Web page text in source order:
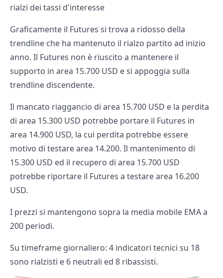
rialzi dei tassi d'interesse
Graficamente il Futures si trova a ridosso della
trendline che ha mantenuto il rialzo partito ad inizio
anno. Il Futures non è riuscito a mantenere il
supporto in area 15.700 USD e si appoggia sulla
trendline discendente.
Il mancato riaggancio di area 15.700 USD e la perdita
di area 15.300 USD potrebbe portare il Futures in
area 14.900 USD, la cui perdita potrebbe essere
motivo di testare area 14.200. Il mantenimento di
15.300 USD ed il recupero di area 15.700 USD
potrebbe riportare il Futures a testare area 16.200
USD.
I prezzi si mantengono sopra la media mobile EMA a
200 periodi.
Su timeframe giornaliero: 4 indicatori tecnici su 18
sono rialzisti e 6 neutrali ed 8 ribassisti.